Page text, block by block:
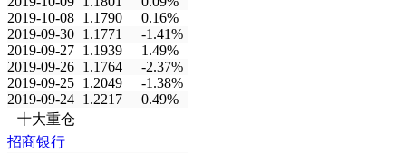
2019-10-08 1.1790
0.16%
2019-09-30 1.1771
-1.41%
2019-09-27 1.1939
1.49%
2019-09-26 1.1764
-2.37%
2019-09-25 1.2049
-1.38%
2019-09-24 1.2217
0.49%
十大重仓
招商银行